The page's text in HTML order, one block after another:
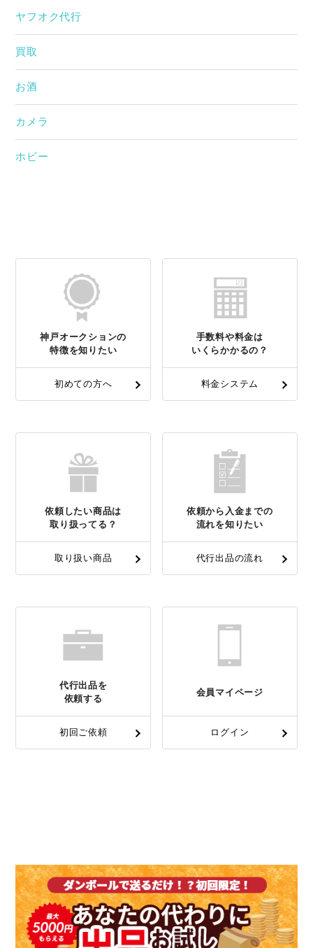
ヤフオク代行
買取
お酒
カメラ
ホビー
神戸オークションの
特徴を知りたい
初めての方へ
手数料や料金は
いくらかかるの？
料金システム
依頼したい商品は
取り扱ってる？
取り扱い商品
依頼から入金までの
流れを知りたい
代行出品の流れ
代行出品を
依頼する
初回ご依頼
会員マイページ
ログイン